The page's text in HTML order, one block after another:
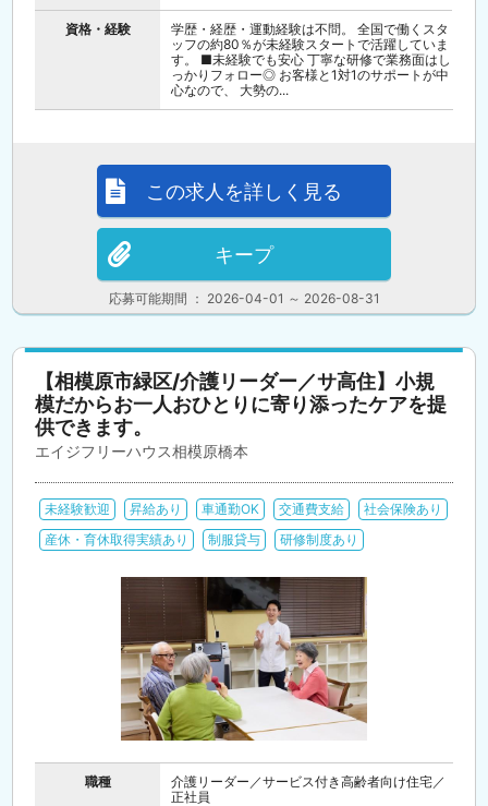
資格・経験
学歴・経歴・運動経験は不問。 全国で働くスタ
ッフの約80％が未経験スタートで活躍していま
す。 ■未経験でも安心 丁寧な研修で業務面はし
っかりフォロー◎ お客様と1対1のサポートが中
心なので、 大勢の...
応募可能期間 ： 2026-04-01 ～ 2026-08-31
この求人を詳しく見る
キープ
【相模原市緑区/介護リーダー／サ高住】小規
模だからお一人おひとりに寄り添ったケアを提
供できます。
エイジフリーハウス相模原橋本
未経験歓迎 昇給あり 車通勤OK 交通費支給
社会保険あり
産休・育休取得実績あり
制服貸与 研修制度あり
職種
介護リーダー／サービス付き高齢者向け住宅／
正社員